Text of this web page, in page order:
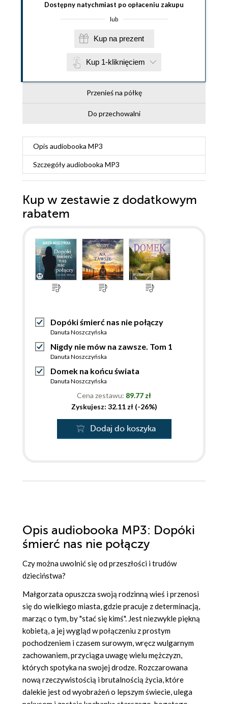
Dostępny natychmiast po opłaceniu zakupu
lub
Kup na prezent
Kup 1-kliknięciem
Przenieś na półkę
Do przechowalni
Opis audiobooka MP3
Szczegółyaudiobooka MP3
Kup w zestawie z dodatkowym
rabatem
Dopóki śmierć nas nie połączy
Danuta Noszczyńska
Nigdy nie mów na zawsze. Tom 1
Danuta Noszczyńska
Domek na końcu świata
Danuta Noszczyńska
Cena zestawu: 89.77 zł
Zyskujesz: 32.11 zł (-26%)
Dodaj do koszyka
Opis audiobooka MP3: Dopóki
śmierć nas nie połączy
Czy można uwolnić się od przeszłości i trudów
dzieciństwa?
Małgorzata opuszcza swoją rodzinną wieś i przenosi
się do wielkiego miasta, gdzie pracuje z determinacją,
marząc o tym, by "stać się kimś". Jest niezwykle piękną
kobietą, a jej wygląd w połączeniu z prostym
pochodzeniem i czasem surowym, wręcz wulgarnym
zachowaniem, przyciąga uwagę wielu mężczyzn,
których spotyka na swojej drodze. Rozczarowana
nową rzeczywistością i brutalnością życia, które
dalekie jest od wyobrażeń o lepszym świecie, ulega